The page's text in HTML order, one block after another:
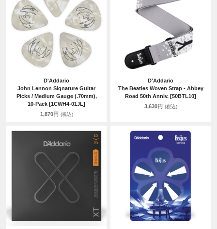
D'Addario
John Lennon Signature Guitar
Picks / Medium Gauge (.70mm),
10-Pack [1CWH4-01JL]
1,870円 (税込)
D'Addario
The Beatles Woven Strap - Abbey
Road 50th Anniv. [50BTL10]
3,630円 (税込)